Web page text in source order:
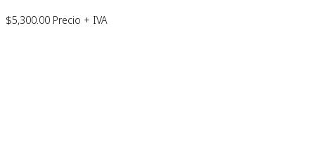
$5,300.00 Precio + IVA